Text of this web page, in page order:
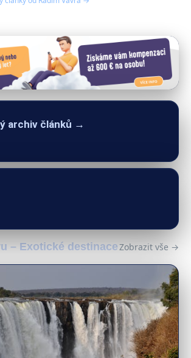
archiv článků →
– Exotické destinaceZobrazit vše →